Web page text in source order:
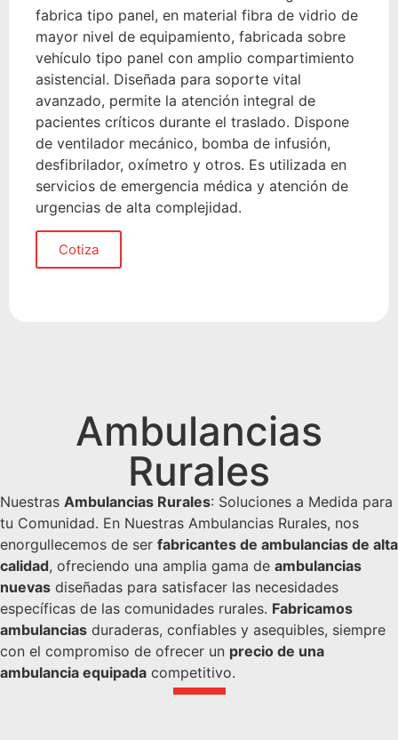
fabrica tipo panel, en material fibra de vidrio de
mayor nivel de equipamiento, fabricada sobre
vehículo tipo panel con amplio compartimiento
asistencial. Diseñada para soporte vital
avanzado, permite la atención integral de
pacientes críticos durante el traslado. Dispone
de ventilador mecánico, bomba de infusión,
desfibrilador, oxímetro y otros. Es utilizada en
servicios de emergencia médica y atención de
urgencias de alta complejidad.
Cotiza
Ambulancias
Rurales
Nuestras Ambulancias Rurales: Soluciones a Medida para
tu Comunidad. En Nuestras Ambulancias Rurales, nos
enorgullecemos de ser fabricantes de ambulancias de alta
calidad, ofreciendo una amplia gama de ambulancias
nuevas diseñadas para satisfacer las necesidades
específicas de las comunidades rurales. Fabricamos
ambulancias duraderas, confiables y asequibles, siempre
con el compromiso de ofrecer un precio de una
ambulancia equipada competitivo.